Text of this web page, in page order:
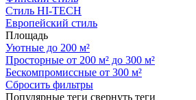
Стиль HI-TECH
Европейский стиль
Площадь
Уютные до 200 м²
Просторные от 200 м² до 300 м²
Бескомпромиссные от 300 м²
Сбросить фильтры
Популярные теги свернуть теги